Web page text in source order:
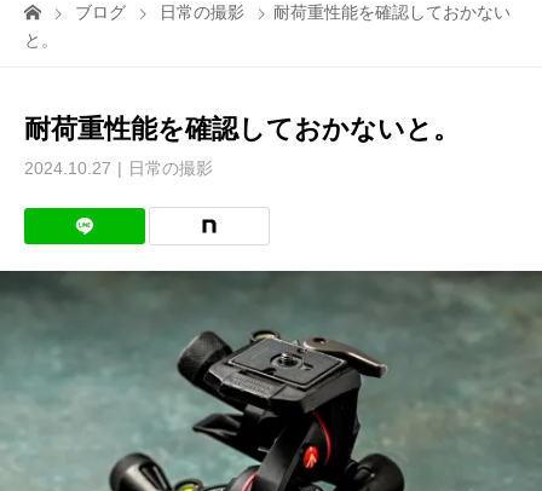
ブログ 日常の撮影
耐荷重性能を確認しておかない
と。
耐荷重性能を確認しておかないと。
2024.10.27 日常の撮影